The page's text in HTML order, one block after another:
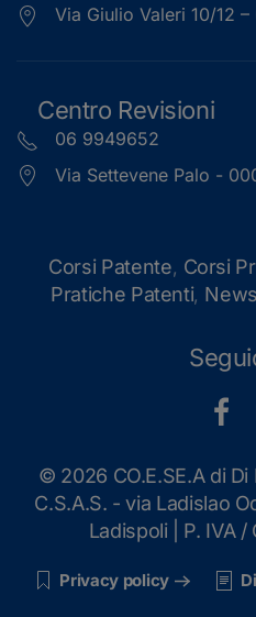
Via Giulio Valeri 10/12
Centro Revisioni
06 9949652
Via Settevene Palo -
Corsi Patente, Corsi
Pratiche Patenti, News
© 2026 CO.E.SE.A di
C.S.A.S. - via Ladislao
Ladispoli | P. IVA /
Privacy policy